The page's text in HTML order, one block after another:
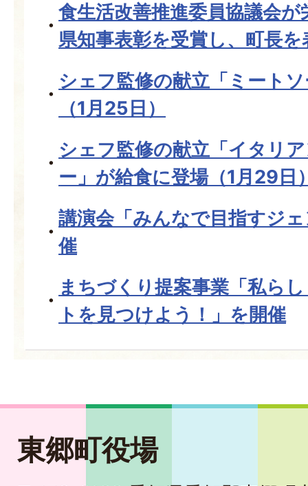
食生活改善推進委員協議会
県知事表彰を受賞し、町長を
シェフ監修の献立「ミート
（1月25日）
シェフ監修の献立「イタリ
ー」が給食に登場（1月29日
講演会「みんなで目指すジ
催
まちづくり提案事業「私ら
トを見つけよう！」を開催
東郷町役場